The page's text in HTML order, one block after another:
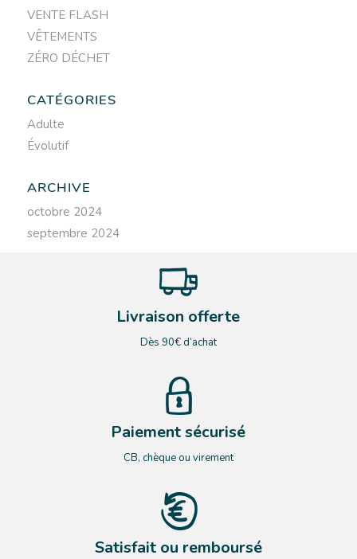
VENTE FLASH
VÊTEMENTS
ZÉRO DÉCHET
CATÉGORIES
Adulte
Évolutif
ARCHIVE
octobre 2024
septembre 2024
Livraison offerte
Dès 90€ d’achat
Paiement sécurisé
CB, chèque ou virement
Satisfait ou remboursé